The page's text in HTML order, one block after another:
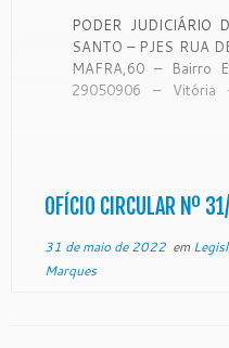
PODER JUDICIÁRIO
SANTO – PJES RUA
MAFRA,60 – Bairro
29050906 – Vitória
OFÍCIO CIRCULAR Nº
31 de maio de 2022em
Marques